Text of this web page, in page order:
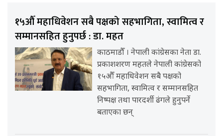
१५औँ महाधिवेशन सबै पक्षको सहभागिता, स्वामित्व र
सम्मानसहित हुनुपर्छ : डा. महत
काठमाडौँ । नेपाली कांग्रेसका नेता डा.
प्रकाशशरण महतले नेपाली कांग्रेसको
१५औँ महाधिवेशन सबै पक्षको
सहभागिता, स्वामित्व र सम्मानसहित
निष्पक्ष तथा पारदर्शी ढंगले हुनुपर्ने
बताएका छन्